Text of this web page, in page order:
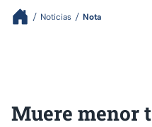
Noticias Nota
Muere menor